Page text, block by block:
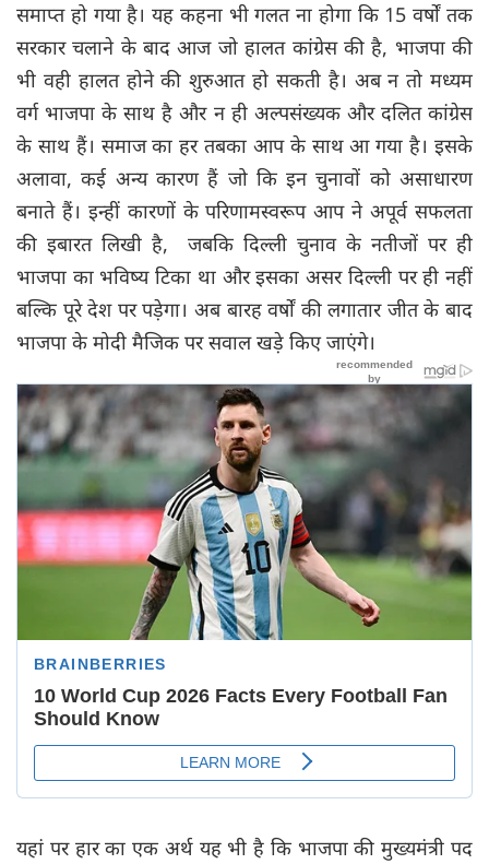
समाप्त हो गया है। यह कहना भी गलत ना होगा कि 15 वर्षों तक
सरकार चलाने के बाद आज जो हालत कांग्रेस की है, भाजपा की
भी वही हालत होने की शुरुआत हो सकती है। अब न तो मध्यम
वर्ग भाजपा के साथ है और न ही अल्पसंख्‍यक और दलित कांग्रेस
के साथ हैं। समाज का हर तबका आप के साथ आ गया है। इसके
अलावा, कई अन्य कारण हैं जो कि इन चुनावों को असाधारण
बनाते हैं। इन्हीं कारणों के परिणामस्वरूप आप ने अपूर्व सफलता
की इबारत लिखी है, जबकि दिल्ली चुनाव के नतीजों पर ही
भाजपा का भविष्य टिका था और इसका असर दिल्ली पर ही नहीं
बल्कि पूरे देश पर पड़ेगा। अब बारह वर्षों की लगातार जीत के बाद
भाजपा के मोदी मैजिक पर सवाल खड़े किए जाएंगे।
यहां पर हार का एक अर्थ यह भी है कि भाजपा की मुख्यमंत्री पद